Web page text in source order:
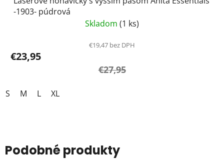
-1903- púdrová
Skladom (1 ks)
€19,47 bez DPH
€23,95
€27,95
S M L XL
Podobné produkty